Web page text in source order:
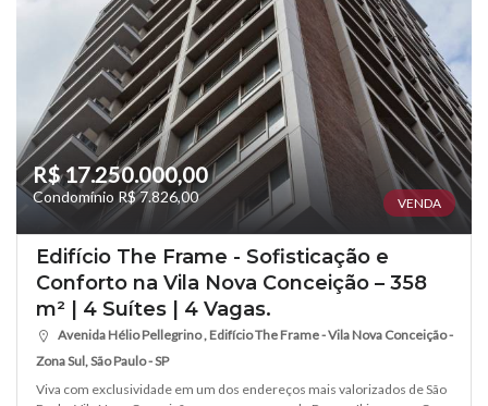
R$ 17.250.000,00
Condomínio R$ 7.826,00 VENDA
Edifício The Frame - Sofisticação e
Conforto na Vila Nova Conceição – 358
m² | 4 Suítes | 4 Vagas.
Avenida Hélio Pellegrino , Edifício The Frame - Vila Nova Conceição -
Zona Sul, São Paulo - SP
Viva com exclusividade em um dos endereços mais valorizados de São